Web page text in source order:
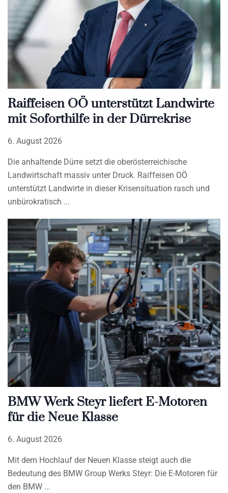
Raiffeisen OÖ unterstützt Landwirte
mit Soforthilfe in der Dürrekrise
6. August 2026
Die anhaltende Dürre setzt die oberösterreichische
Landwirtschaft massiv unter Druck. Raiffeisen OÖ
unterstützt Landwirte in dieser Krisensituation rasch und
unbürokratisch
BMW Werk Steyr liefert E-Motoren
für die Neue Klasse
6. August 2026
Mit dem Hochlauf der Neuen Klasse steigt auch die
Bedeutung des BMW Group Werks Steyr: Die E-Motoren für
den BMW